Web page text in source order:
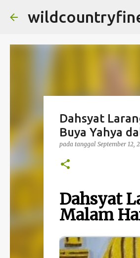
Dahsyat
Buya Yahya
pada tanggal September 12,
Dahsyat
Malam